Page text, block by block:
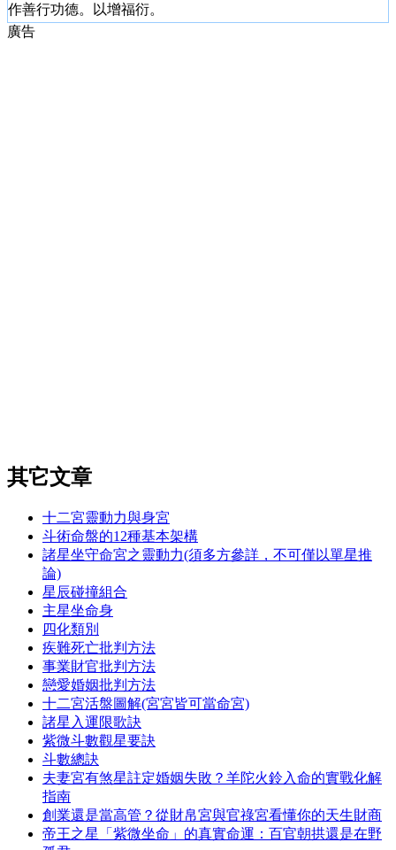
作善行功德。以增福衍。
廣告
其它文章
十二宮靈動力與身宮
斗術命盤的12種基本架構
諸星坐守命宮之靈動力(須多方參詳，不可僅以單星推
論)
星辰碰撞組合
主星坐命身
四化類別
疾難死亡批判方法
事業財官批判方法
戀愛婚姻批判方法
十二宮活盤圖解(宮宮皆可當命宮)
諸星入運限歌訣
紫微斗數觀星要訣
斗數總訣
夫妻宮有煞星註定婚姻失敗？羊陀火鈴入命的實戰化解
指南
創業還是當高管？從財帛宮與官祿宮看懂你的天生財商
帝王之星「紫微坐命」的真實命運：百官朝拱還是在野